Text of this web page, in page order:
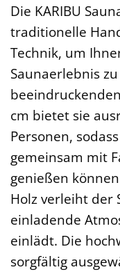
Die KARIBU
traditionelle
Technik, um
Saunaerlebnis
cm bietet sie
Personen,
gemeinsam mit
genießen
Holz verleiht der
einladende
einlädt. Die
sorgfältig